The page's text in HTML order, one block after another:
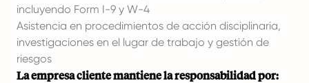
incluyendo Form I-9 y W-4
Asistencia en procedimientos de acción disciplinaria,
investigaciones en el lugar de trabajo y gestión de
riesgos
La empresa cliente mantiene la responsabilidad por: